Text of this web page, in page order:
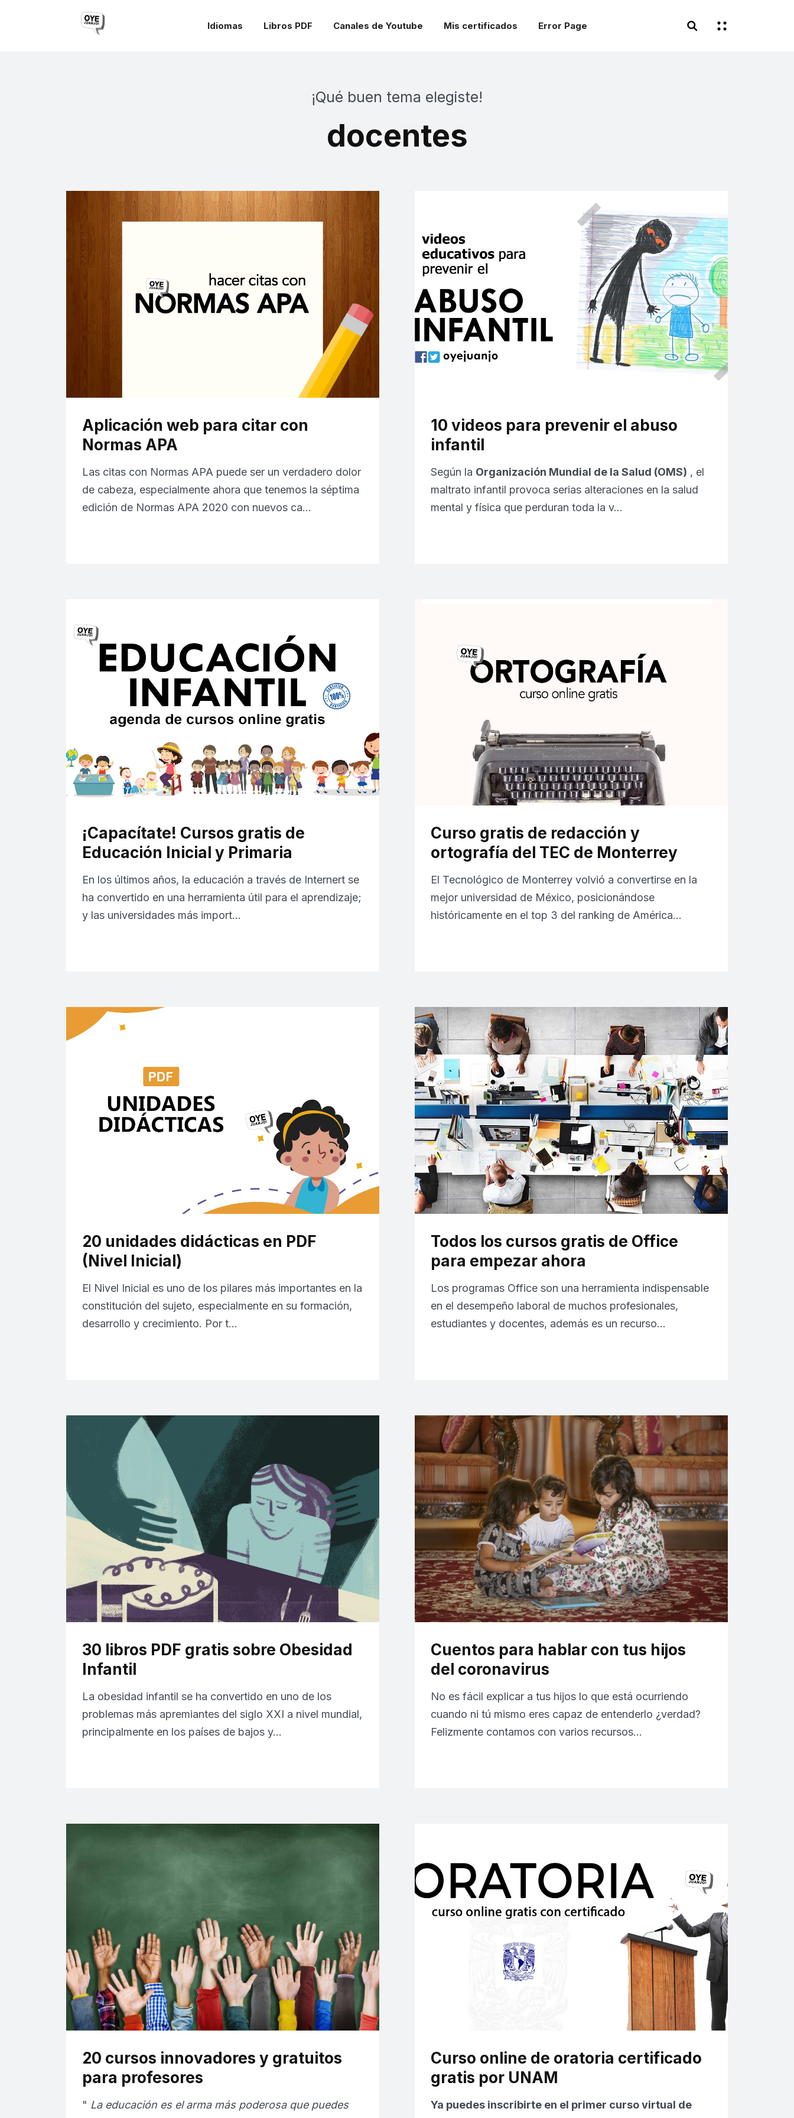
Idiomas Libros PDF Canales de Youtube Mis certificados Error Page
¡Qué buen tema elegiste!
docentes
Aplicación web para citar con
Normas APA
Las citas con Normas APA puede ser un verdadero dolor
de cabeza, especialmente ahora que tenemos la séptima
edición de Normas APA 2020 con nuevos ca…
10 videos para prevenir el abuso
infantil
Según la Organización Mundial de la Salud (OMS) , el
maltrato infantil provoca serias alteraciones en la salud
mental y física que perduran toda la v…
¡Capacítate! Cursos gratis de
Educación Inicial y Primaria
En los últimos años, la educación a través de Internert se
ha convertido en una herramienta útil para el aprendizaje;
y las universidades más import…
Curso gratis de redacción y
ortografía del TEC de Monterrey
El Tecnológico de Monterrey volvió a convertirse en la
mejor universidad de México, posicionándose
históricamente en el top 3 del ranking de América…
20 unidades didácticas en PDF
(Nivel Inicial)
El Nivel Inicial es uno de los pilares más importantes en la
constitución del sujeto, especialmente en su formación,
desarrollo y crecimiento. Por t…
Todos los cursos gratis de Office
para empezar ahora
Los programas Office son una herramienta indispensable
en el desempeño laboral de muchos profesionales,
estudiantes y docentes, además es un recurso…
30 libros PDF gratis sobre Obesidad
Infantil
La obesidad infantil se ha convertido en uno de los
problemas más apremiantes del siglo XXI a nivel mundial,
principalmente en los países de bajos y…
Cuentos para hablar con tus hijos
del coronavirus
No es fácil explicar a tus hijos lo que está ocurriendo
cuando ni tú mismo eres capaz de entenderlo ¿verdad?
Felizmente contamos con varios recursos…
20 cursos innovadores y gratuitos
para profesores
" La educación es el arma más poderosa que puedes
Curso online de oratoria certificado
gratis por UNAM
Ya puedes inscribirte en el primer curso virtual de